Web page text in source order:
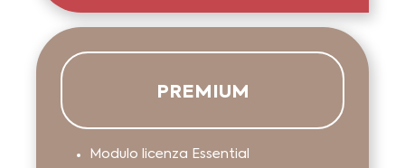
PREMIUM
Modulo licenza Essential